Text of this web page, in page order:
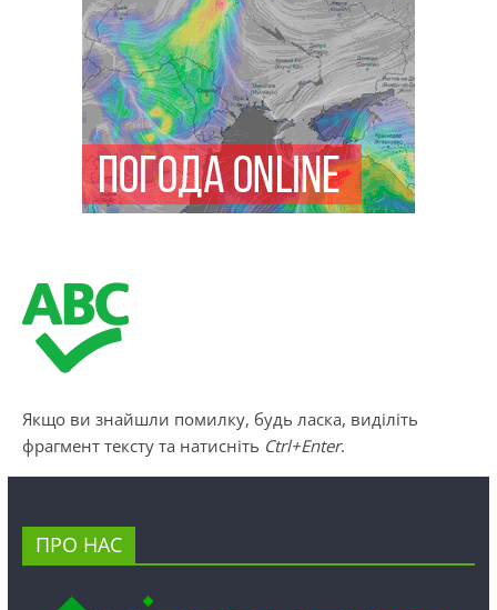
Якщо ви знайшли помилку, будь ласка, виділіть
фрагмент тексту та натисніть Ctrl+Enter.
ПРО НАС